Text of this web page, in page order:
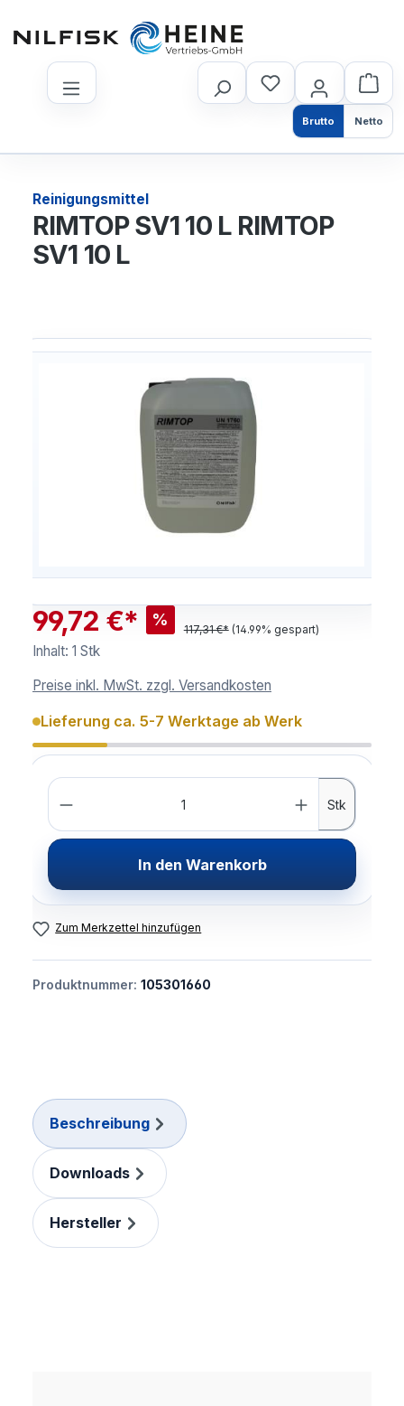
Brutto Netto
Reinigungsmittel
RIMTOP SV1 10 L RIMTOP
SV1 10 L
99,72 €* %
117,31 €* (14.99% gespart)
Inhalt: 1 Stk
Preise inkl. MwSt. zzgl. Versandkosten
Lieferung ca. 5-7 Werktage ab Werk
Anzahl
Stk
In den Warenkorb
Zum Merkzettel hinzufügen
Produktnummer: 105301660
Beschreibung
Downloads
Hersteller